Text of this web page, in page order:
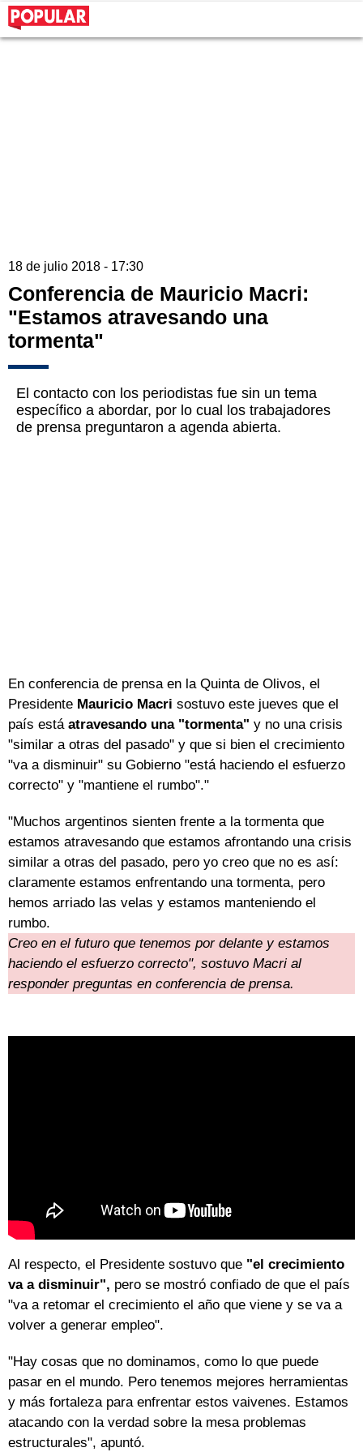
18 de julio 2018 - 17:30
Conferencia de Mauricio Macri:
"Estamos atravesando una
tormenta"
El contacto con los periodistas fue sin un tema
específico a abordar, por lo cual los trabajadores
de prensa preguntaron a agenda abierta.
En conferencia de prensa en la Quinta de Olivos, el
Presidente Mauricio Macri sostuvo este jueves que el
país está atravesando una "tormenta" y no una crisis
"similar a otras del pasado" y que si bien el crecimiento
"va a disminuir" su Gobierno "está haciendo el esfuerzo
correcto" y "mantiene el rumbo"."
"Muchos argentinos sienten frente a la tormenta que
estamos atravesando que estamos afrontando una crisis
similar a otras del pasado, pero yo creo que no es así:
claramente estamos enfrentando una tormenta, pero
hemos arriado las velas y estamos manteniendo el
rumbo.
Creo en el futuro que tenemos por delante y estamos
haciendo el esfuerzo correcto", sostuvo Macri al
responder preguntas en conferencia de prensa.
Al respecto, el Presidente sostuvo que "el crecimiento
va a disminuir", pero se mostró confiado de que el país
"va a retomar el crecimiento el año que viene y se va a
volver a generar empleo".
"Hay cosas que no dominamos, como lo que puede
pasar en el mundo. Pero tenemos mejores herramientas
y más fortaleza para enfrentar estos vaivenes. Estamos
atacando con la verdad sobre la mesa problemas
estructurales", apuntó.